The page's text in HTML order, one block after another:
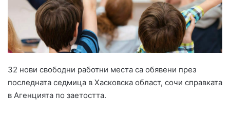
32 нови свободни работни места са обявени през
последната седмица в Хасковска област, сочи справката
в Агенцията по заетостта.